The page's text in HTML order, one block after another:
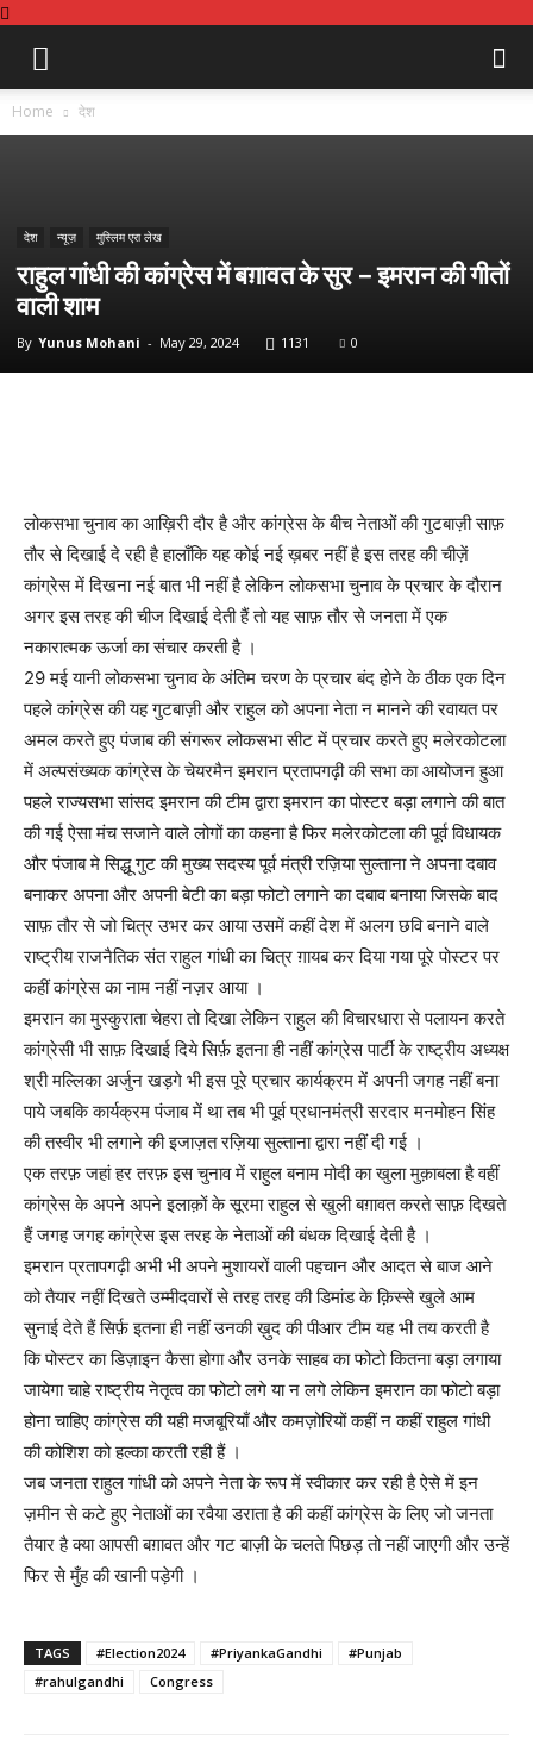
Home देश
देश न्यूज़ मुस्लिम एरा लेख
राहुल गांधी की कांग्रेस में बग़ावत के सुर – इमरान की गीतों
वाली शाम
By Yunus Mohani - May 29, 2024 1131 0
लोकसभा चुनाव का आख़िरी दौर है और कांग्रेस के बीच नेताओं की गुटबाज़ी साफ़
तौर से दिखाई दे रही है हालाँकि यह कोई नई ख़बर नहीं है इस तरह की चीज़ें
कांग्रेस में दिखना नई बात भी नहीं है लेकिन लोकसभा चुनाव के प्रचार के दौरान
अगर इस तरह की चीज दिखाई देती हैं तो यह साफ़ तौर से जनता में एक
नकारात्मक ऊर्जा का संचार करती है ।
29 मई यानी लोकसभा चुनाव के अंतिम चरण के प्रचार बंद होने के ठीक एक दिन
पहले कांग्रेस की यह गुटबाज़ी और राहुल को अपना नेता न मानने की रवायत पर
अमल करते हुए पंजाब की संगरूर लोकसभा सीट में प्रचार करते हुए मलेरकोटला
में अल्पसंख्यक कांग्रेस के चेयरमैन इमरान प्रतापगढ़ी की सभा का आयोजन हुआ
पहले राज्यसभा सांसद इमरान की टीम द्वारा इमरान का पोस्टर बड़ा लगाने की बात
की गई ऐसा मंच सजाने वाले लोगों का कहना है फिर मलेरकोटला की पूर्व विधायक
और पंजाब मे सिद्धू गुट की मुख्य सदस्य पूर्व मंत्री रज़िया सुल्ताना ने अपना दबाव
बनाकर अपना और अपनी बेटी का बड़ा फोटो लगाने का दबाव बनाया जिसके बाद
साफ़ तौर से जो चित्र उभर कर आया उसमें कहीं देश में अलग छवि बनाने वाले
राष्ट्रीय राजनैतिक संत राहुल गांधी का चित्र ग़ायब कर दिया गया पूरे पोस्टर पर
कहीं कांग्रेस का नाम नहीं नज़र आया ।
इमरान का मुस्कुराता चेहरा तो दिखा लेकिन राहुल की विचारधारा से पलायन करते
कांग्रेसी भी साफ़ दिखाई दिये सिर्फ़ इतना ही नहीं कांग्रेस पार्टी के राष्ट्रीय अध्यक्ष
श्री मल्लिका अर्जुन खड़गे भी इस पूरे प्रचार कार्यक्रम में अपनी जगह नहीं बना
पाये जबकि कार्यक्रम पंजाब में था तब भी पूर्व प्रधानमंत्री सरदार मनमोहन सिंह
की तस्वीर भी लगाने की इजाज़त रज़िया सुल्ताना द्वारा नहीं दी गई ।
एक तरफ़ जहां हर तरफ़ इस चुनाव में राहुल बनाम मोदी का खुला मुक़ाबला है वहीं
कांग्रेस के अपने अपने इलाक़ों के सूरमा राहुल से खुली बग़ावत करते साफ़ दिखते
हैं जगह जगह कांग्रेस इस तरह के नेताओं की बंधक दिखाई देती है ।
इमरान प्रतापगढ़ी अभी भी अपने मुशायरों वाली पहचान और आदत से बाज आने
को तैयार नहीं दिखते उम्मीदवारों से तरह तरह की डिमांड के क़िस्से खुले आम
सुनाई देते हैं सिर्फ़ इतना ही नहीं उनकी ख़ुद की पीआर टीम यह भी तय करती है
कि पोस्टर का डिज़ाइन कैसा होगा और उनके साहब का फोटो कितना बड़ा लगाया
जायेगा चाहे राष्ट्रीय नेतृत्व का फोटो लगे या न लगे लेकिन इमरान का फोटो बड़ा
होना चाहिए कांग्रेस की यही मजबूरियाँ और कमज़ोरियों कहीं न कहीं राहुल गांधी
की कोशिश को हल्का करती रही हैं ।
जब जनता राहुल गांधी को अपने नेता के रूप में स्वीकार कर रही है ऐसे में इन
ज़मीन से कटे हुए नेताओं का रवैया डराता है की कहीं कांग्रेस के लिए जो जनता
तैयार है क्या आपसी बग़ावत और गट बाज़ी के चलते पिछड़ तो नहीं जाएगी और उन्हें
फिर से मुँह की खानी पड़ेगी ।
TAGS #Election2024 #PriyankaGandhi
#Punjab
#rahulgandhi
Congress